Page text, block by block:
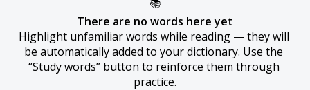
There are no words here yet
Highlight unfamiliar words while reading — they will
be automatically added to your dictionary. Use the
“Study words” button to reinforce them through
practice.